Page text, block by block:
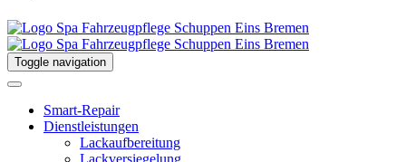
Toggle navigation
Smart-Repair
Dienstleistungen
Lackaufbereitung
Lackversiegelung